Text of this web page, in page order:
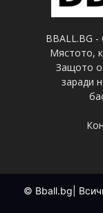
BBALL.BG
Мястото,
Защото
заради
© Bball.bg|